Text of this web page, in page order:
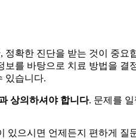
정확한 진단을 받는 것이 중요
를 바탕으로 치료 방법을 결
있습니다.
상의하셔야 합니다. 문제를
으시면 언제든지 편하게